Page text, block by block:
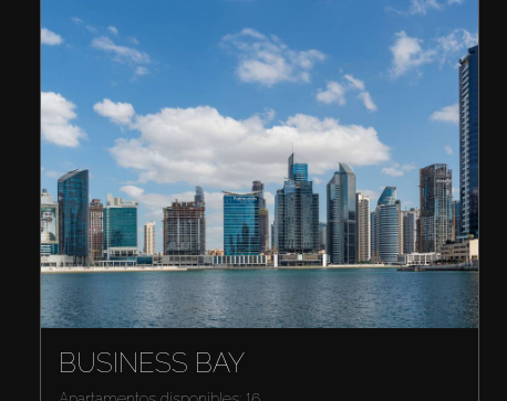
BUSINESS BAY